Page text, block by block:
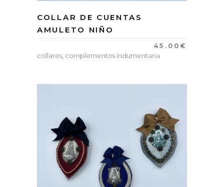
COLLAR DE CUENTAS
AMULETO NIÑO
45.00€
collares, complementos indumentaria